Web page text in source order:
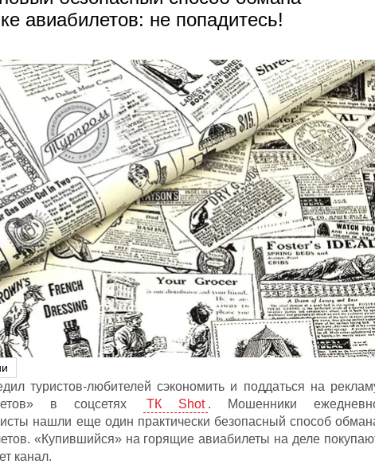
авиабилетов: не попадитесь!
туристов-любителей сэкономить и поддаться на
в соцсетях
ТК Shot . Мошенники
нашли еще один практически безопасный способ
«Купившийся» на горящие авиабилеты на деле
канал.